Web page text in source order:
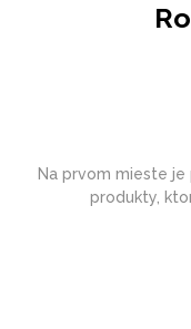
Na prvom mieste je
produkty,